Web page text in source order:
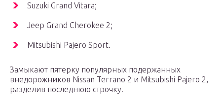
Suzuki Grand Vitara;
Jeep Grand Cherokee 2;
Mitsubishi Pajero Sport.
Замыкают пятерку популярных подержанных
внедорожников Nissan Terrano 2 и Mitsubishi Pajero 2,
разделив последнюю строчку.